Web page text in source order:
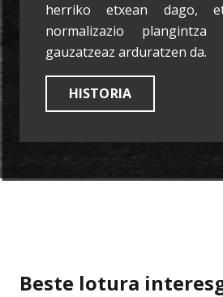
herriko etxean dago,
normalizazio
gauzatzeaz arduratzen da.
HISTORIA
Beste lotura